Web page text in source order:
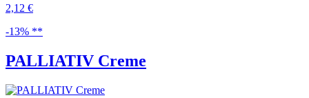
2,12 €
-13% **
PALLIATIV Creme